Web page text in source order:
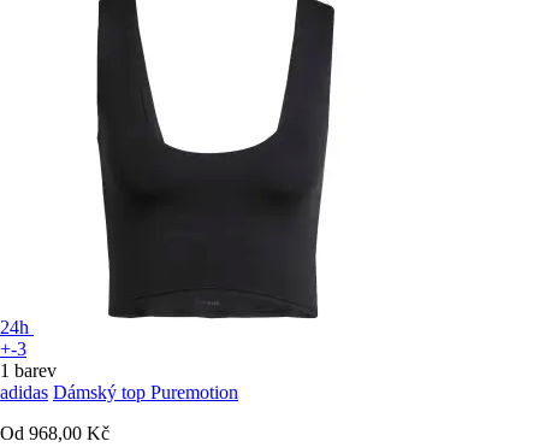
24h
+-3
1 barev
adidas Dámský top Puremotion
Od 968,00 Kč